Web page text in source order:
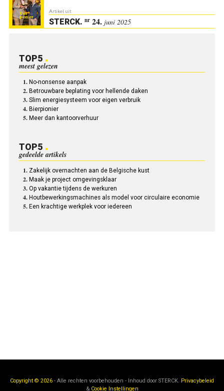
Artikel uit:
STERCK. nr24. juni 2025
TOP5
meest gelezen
No-nonsense aanpak
Betrouwbare beplating voor hellende daken
Slim energiesysteem voor eigen verbruik
Bierpionier
Meer dan kantoorverhuur
TOP5
gedeelde artikels
Zakelijk overnachten aan de Belgische kust
Maak je project omgevingsklaar
Op vakantie tijdens de werkuren
Houtbewerkingsmachines als model voor circulaire economie
Een krachtige werkplek voor iedereen
Copyright © 2026 - Alle rechten voorbehouden - Inhoud door STERCK. Privacybeleid
& Cookie Instellingen